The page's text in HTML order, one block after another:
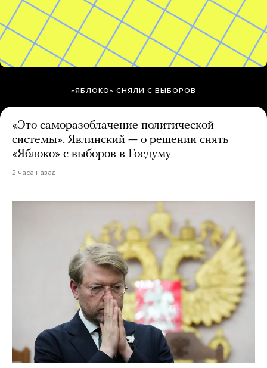
«ЯБЛОКО» СНЯЛИ С ВЫБОРОВ
«Это саморазоблачение политической
системы». Явлинский — о решении снять
«Яблоко» с выборов в Госдуму
2 часа назад